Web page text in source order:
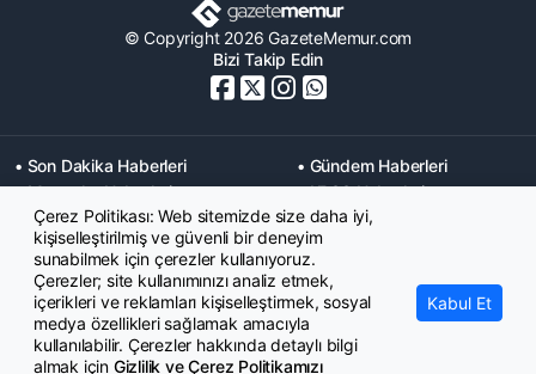
© Copyright 2026 GazeteMemur.com
Bizi Takip Edin
• Son Dakika Haberleri
• Gündem Haberleri
• Memurlar Haberleri
• KPSS Haberleri
• Ekonomi Haberleri
• Eğitim Haberleri
• Yaşam Haberleri
• Maaş Verileri Haberleri
• Mahkeme Kararları
Haberleri
Çerez Politikası: Web sitemizde size daha iyi,
kişiselleştirilmiş ve güvenli bir deneyim
sunabilmek için çerezler kullanıyoruz.
Çerezler; site kullanımınızı analiz etmek,
içerikleri ve reklamları kişiselleştirmek, sosyal
medya özellikleri sağlamak amacıyla
kullanılabilir. Çerezler hakkında detaylı bilgi
almak için Gizlilik ve Çerez Politikamızı
Kabul Et